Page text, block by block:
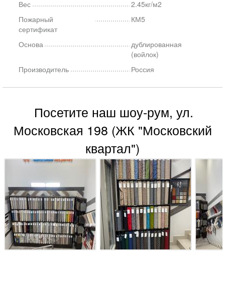
Вес
2.45кг/м2
Пожарный
сертификат
КМ5
Основа
дублированная
(войлок)
Производитель
Россия
Посетите наш шоу-рум, ул.
Московская 198 (ЖК "Московский
квартал")